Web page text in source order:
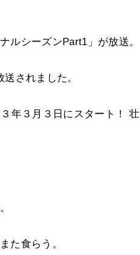
ルシーズンPart1」が放送。
されました。
年３月３日にスタート！ 壮
た食らう。